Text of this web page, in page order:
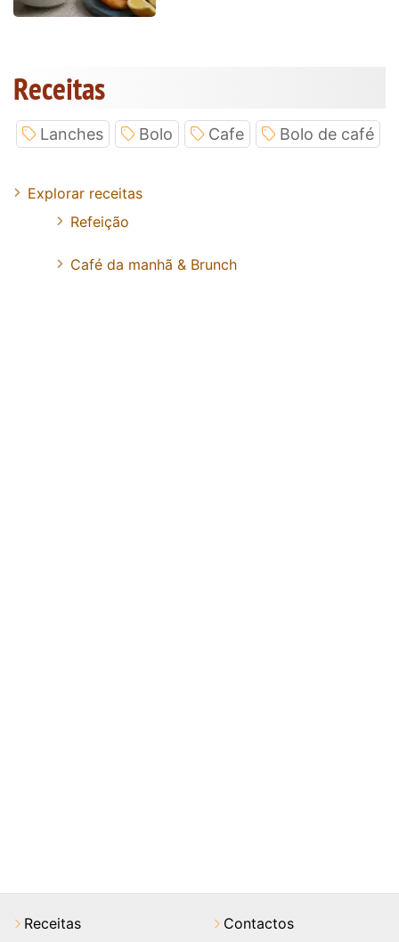
Receitas
Lanches Bolo Cafe Bolo de café
Explorar receitas
Refeição
Café da manhã & Brunch
Receitas Contactos